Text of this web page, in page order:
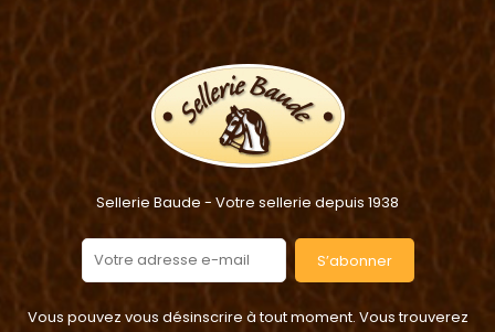
Sellerie Baude - Votre sellerie depuis 1938
S’abonner
Vous pouvez vous désinscrire à tout moment. Vous trouverez